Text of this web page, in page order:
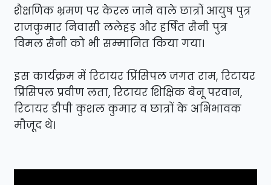
शैक्षणिक भ्रमण पर केरल जाने वाले छात्रों आयुष पुत्र
राजकुमार निवासी ललेहड़ और हर्षित सैनी पुत्र
विमल सैनी को भी सम्मानित किया गया।
इस कार्यक्रम में रिटायर प्रिंसिपल जगत राम, रिटायर
प्रिंसिपल प्रवीण लता, रिटायर शिक्षिक बेनू परवान,
रिटायर डीपी कुशल कुमार व छात्रों के अभिभावक
मौजूद थे।